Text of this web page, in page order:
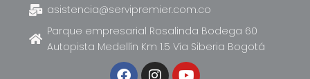
asistencia@servipremier.com.co
Parque empresarial Rosalinda Bodega 60
Autopista Medellín Km 1.5 Vía Siberia Bogotá